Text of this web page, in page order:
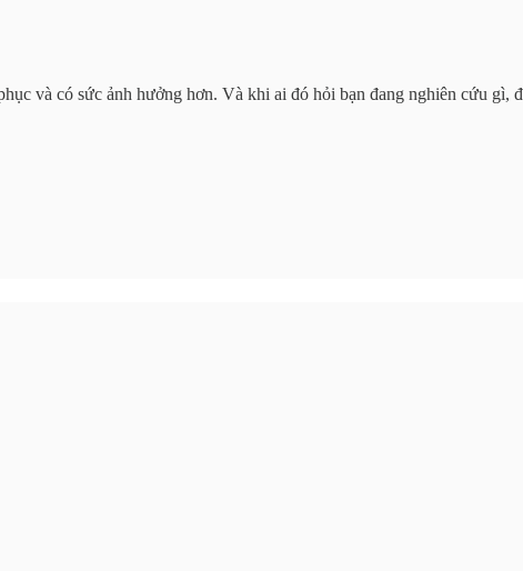
và có sức ảnh hưởng hơn. Và khi ai đó hỏi bạn đang nghiên cứu gì,